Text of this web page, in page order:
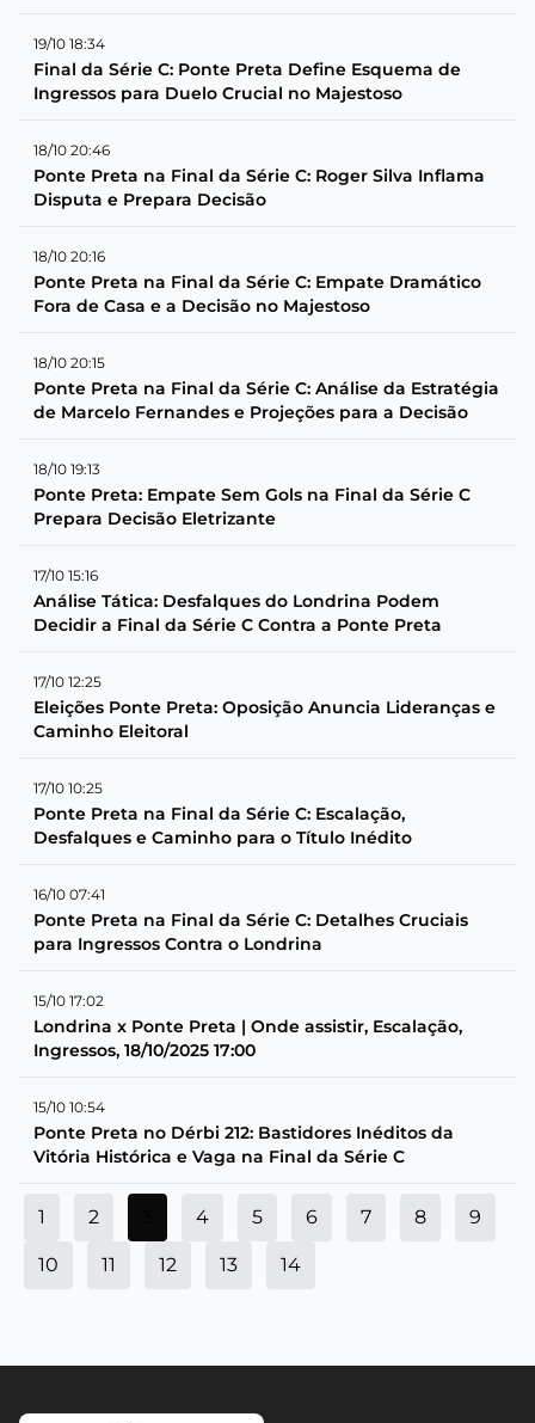
19/10 18:34
Final da Série C: Ponte Preta Define Esquema de
Ingressos para Duelo Crucial no Majestoso
18/10 20:46
Ponte Preta na Final da Série C: Roger Silva Inflama
Disputa e Prepara Decisão
18/10 20:16
Ponte Preta na Final da Série C: Empate Dramático
Fora de Casa e a Decisão no Majestoso
18/10 20:15
Ponte Preta na Final da Série C: Análise da Estratégia
de Marcelo Fernandes e Projeções para a Decisão
18/10 19:13
Ponte Preta: Empate Sem Gols na Final da Série C
Prepara Decisão Eletrizante
17/10 15:16
Análise Tática: Desfalques do Londrina Podem
Decidir a Final da Série C Contra a Ponte Preta
17/10 12:25
Eleições Ponte Preta: Oposição Anuncia Lideranças e
Caminho Eleitoral
17/10 10:25
Ponte Preta na Final da Série C: Escalação,
Desfalques e Caminho para o Título Inédito
16/10 07:41
Ponte Preta na Final da Série C: Detalhes Cruciais
para Ingressos Contra o Londrina
15/10 17:02
Londrina x Ponte Preta | Onde assistir, Escalação,
Ingressos, 18/10/2025 17:00
15/10 10:54
Ponte Preta no Dérbi 212: Bastidores Inéditos da
Vitória Histórica e Vaga na Final da Série C
1 2 4 5 6 7 8 9
10 11 12 13 14